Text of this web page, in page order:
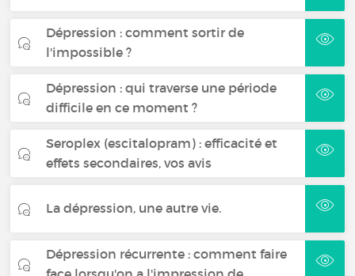
Dépression : comment sortir de
l'impossible ?
Dépression : qui traverse une période
difficile en ce moment ?
Seroplex (escitalopram) : efficacité et
effets secondaires, vos avis
La dépression, une autre vie.
Dépression récurrente : comment faire